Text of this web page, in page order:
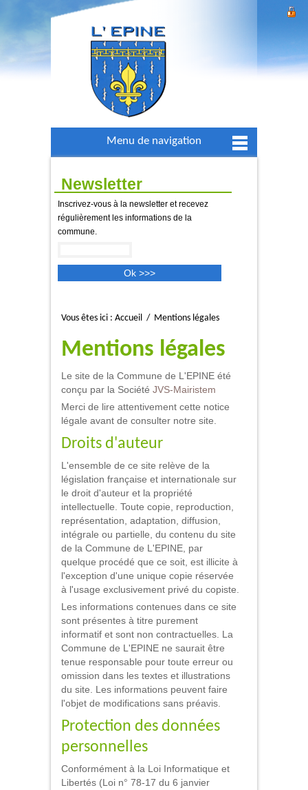
Menu de navigation
Newsletter
Inscrivez-vous à la newsletter et recevez
régulièrement les informations de la
commune.
Vous êtes ici : Accueil / Mentions légales
Mentions légales
Le site de la Commune de L'EPINE été
conçu par la Société JVS-Mairistem
Merci de lire attentivement cette notice
légale avant de consulter notre site.
Droits d'auteur
L'ensemble de ce site relève de la
législation française et internationale sur
le droit d'auteur et la propriété
intellectuelle. Toute copie, reproduction,
représentation, adaptation, diffusion,
intégrale ou partielle, du contenu du site
de la Commune de L'EPINE, par
quelque procédé que ce soit, est illicite à
l'exception d'une unique copie réservée
à l'usage exclusivement privé du copiste.
Les informations contenues dans ce site
sont présentes à titre purement
informatif et sont non contractuelles. La
Commune de L'EPINE ne saurait être
tenue responsable pour toute erreur ou
omission dans les textes et illustrations
du site. Les informations peuvent faire
l'objet de modifications sans préavis.
Protection des données
personnelles
Conformément à la Loi Informatique et
Libertés (Loi n° 78-17 du 6 janvier